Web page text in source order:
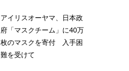
アイリスオーヤマ、日本政
府「マスクチーム」に40万
枚のマスクを寄付 入手困
難を受けて